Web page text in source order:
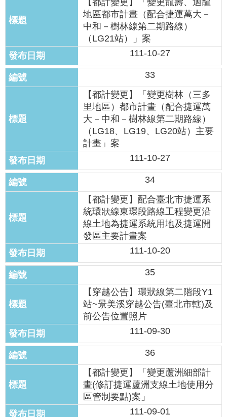
我
陳
情
系
統
相
關
臺
北
市
府
【都計變更】「變更龍壽、迴龍
地區都市計畫（配合捷運萬大－
中和－樹林線第二期路線）
（LG21站）」案
111-10-27
33
【都計變更】「變更樹林（三多
里地區）都市計畫（配合捷運萬
大－中和－樹林線第二期路線）
（LG18、LG19、LG20站）主要
計畫」案
111-10-27
34
【都計變更】配合臺北市捷運系
統環狀線東環段路線工程變更沿
線土地為捷運系統用地及捷運開
發區主要計畫案
111-10-20
35
【穿越公告】環狀線第二階段Y1
站~景美溪穿越公告(臺北市轄)及
前公告位置照片
111-09-30
36
【都計變更】「變更蘆洲細部計
畫(修訂捷運蘆洲支線土地使用分
區管制要點)案」
111-09-01